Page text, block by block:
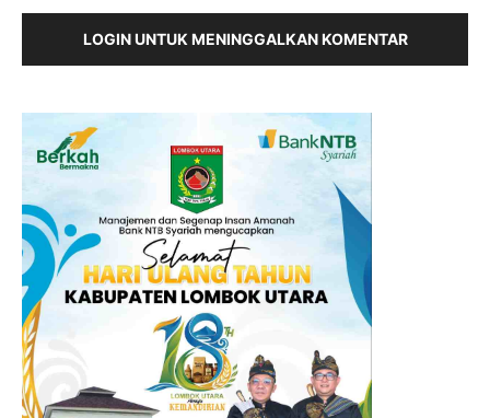
LOGIN UNTUK MENINGGALKAN KOMENTAR